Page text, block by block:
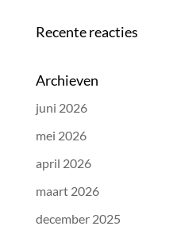
Recente reacties
Archieven
juni 2026
mei 2026
april 2026
maart 2026
december 2025